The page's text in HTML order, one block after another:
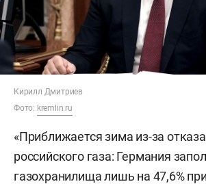
Кирилл Дмитриев
Фото: kremlin.ru
«Приближается зима из-за
российского газа: Германия
газохранилища лишь на 47,6%